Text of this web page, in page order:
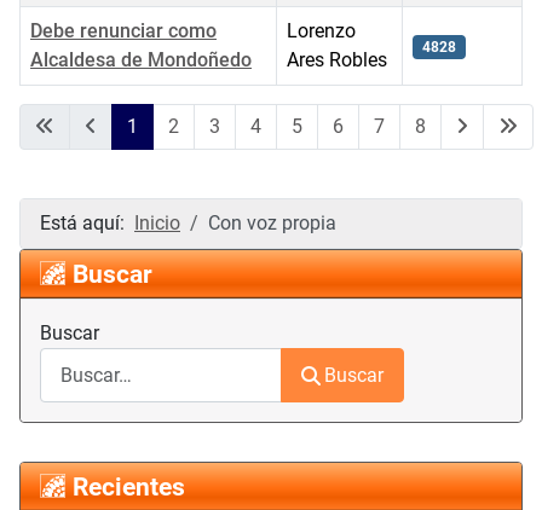
Artículos
Debe renunciar como
Alcaldesa de Mondoñedo
Lorenzo
Ares Robles
4828
Página 1 de 8
1 2 3 4 5 6 7 8
Está aquí: Inicio Con voz propia
Buscar
Buscar
Buscar
Recientes